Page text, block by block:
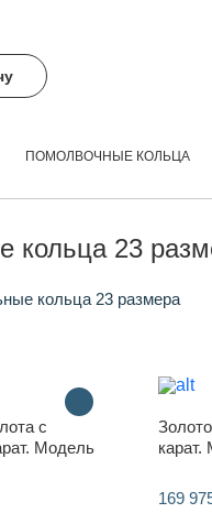
ПОМОЛВОЧНЫЕ КОЛЬЦА
кольца 23
кольца 23 размера
с
Модель
169